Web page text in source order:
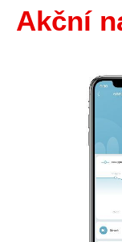
Akční